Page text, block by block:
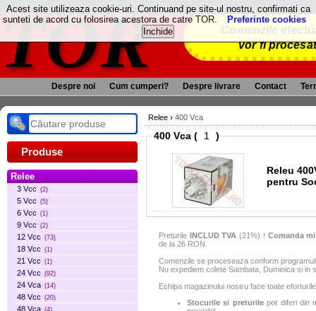
TOR
Comenzile
vor fi
Despre noi Cum cumperi? Despre livrare Contact
Produse
Relee
3 Vcc (2)
5 Vcc (5)
6 Vcc (1)
9 Vcc (2)
12 Vcc (73)
18 Vcc (1)
21 Vcc (1)
24 Vcc (92)
24 Vca (14)
48 Vcc (20)
48 Vca (4)
Relee › 400 Vca
400 Vca ( )
Releu
pentru
Preturile INCLUD TVA (21%) ! Comanda
de la 26 RON.
Comenzile se proceseaza conform
Nu expediem colete Sambata, Duminica si in
Echipa magazinului nostru face toate
Stocurile si preturilepot diferi din
Acest site utilizeaza cookie-uri. Continuand pe site-ul nostru, confirmati ca
sunteti de acord cu folosirea acestora de catre TOR.
Preferinte cookies